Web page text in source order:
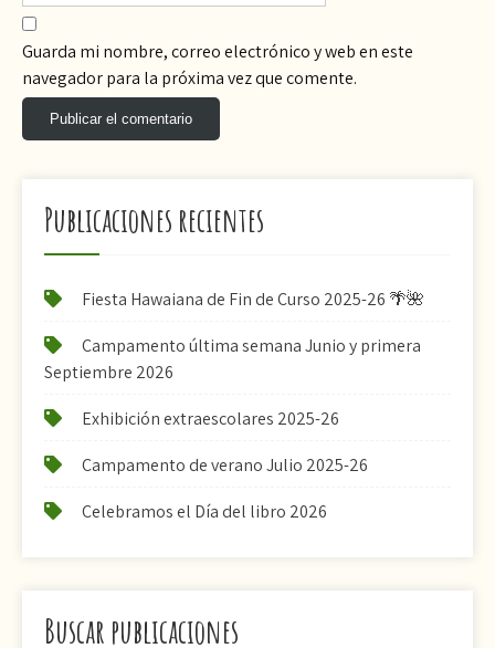
Guarda mi nombre, correo electrónico y web en este
navegador para la próxima vez que comente.
Publicaciones recientes
Fiesta Hawaiana de Fin de Curso 2025-26 🌴🌺
Campamento última semana Junio y primera
Septiembre 2026
Exhibición extraescolares 2025-26
Campamento de verano Julio 2025-26
Celebramos el Día del libro 2026
Buscar publicaciones